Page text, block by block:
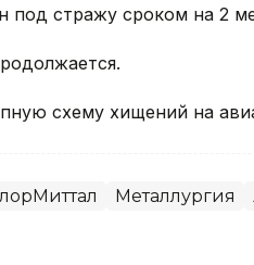
стражу сроком на 2
схему хищений на
Металлургия